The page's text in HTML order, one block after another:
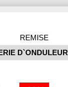
REMISE
D`ONDULEUR